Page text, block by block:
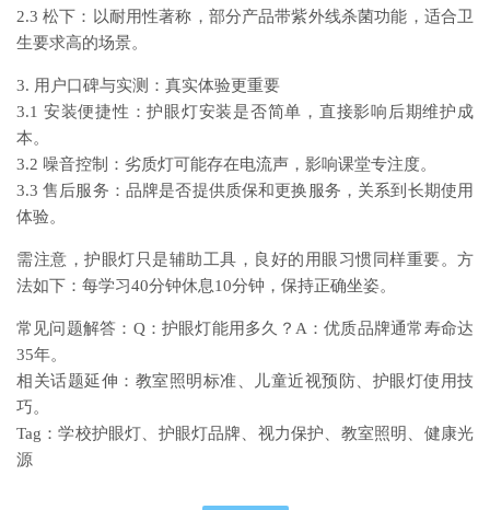
2.3 松下：以耐用性著称，部分产品带紫外线杀菌功能，适合卫
生要求高的场景。
3. 用户口碑与实测：真实体验更重要
3.1 安装便捷性：护眼灯安装是否简单，直接影响后期维护成
本。
3.2 噪音控制：劣质灯可能存在电流声，影响课堂专注度。
3.3 售后服务：品牌是否提供质保和更换服务，关系到长期使用
体验。
需注意，护眼灯只是辅助工具，良好的用眼习惯同样重要。方
法如下：每学习40分钟休息10分钟，保持正确坐姿。
常见问题解答：Q：护眼灯能用多久？A：优质品牌通常寿命达
35年。
相关话题延伸：教室照明标准、儿童近视预防、护眼灯使用技
巧。
Tag：学校护眼灯、护眼灯品牌、视力保护、教室照明、健康光
源